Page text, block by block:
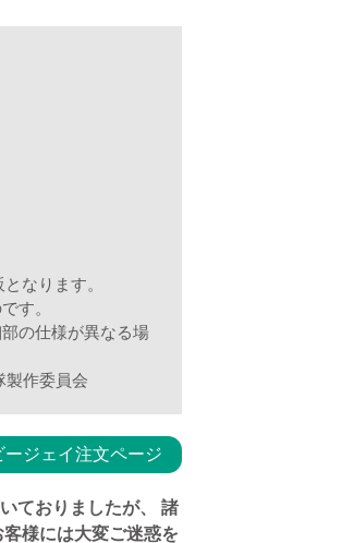
なります。
す。
の仕様が異なる場
製作委員会
ージェイ注文ページ
ておりましたが、 諸
様には大変ご迷惑を